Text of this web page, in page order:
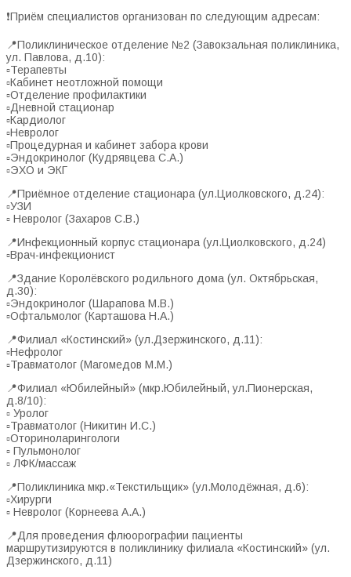
❗️Приём специалистов организован по следующим адресам:
📍Поликлиническое отделение №2 (Завокзальная поликлиника,
ул. Павлова, д.10):
▫️Терапевты
▫️Кабинет неотложной помощи
▫️Отделение профилактики
▫️Дневной стационар
▫️Кардиолог
▫️Невролог
▫️Процедурная и кабинет забора крови
▫️Эндокринолог (Кудрявцева С.А.)
▫️ЭХО и ЭКГ
📍Приёмное отделение стационара (ул.Циолковского, д.24):
▫️УЗИ
▫️ Невролог (Захаров С.В.)
📍Инфекционный корпус стационара (ул.Циолковского, д.24)
▫️Врач-инфекционист
📍Здание Королёвского родильного дома (ул. Октябрьская,
д.30):
▫️Эндокринолог (Шарапова М.В.)
▫️Офтальмолог (Карташова Н.А.)
📍Филиал «Костинский» (ул.Дзержинского, д.11):
▫️Нефролог
▫️Травматолог (Магомедов М.М.)
📍Филиал «Юбилейный» (мкр.Юбилейный, ул.Пионерская,
д.8/10):
▫️ Уролог
▫️Травматолог (Никитин И.С.)
▫️Оториноларингологи
▫️ Пульмонолог
▫️ ЛФК/массаж
📍Поликлиника мкр.«Текстильщик» (ул.Молодёжная, д.6):
▫️Хирурги
▫️ Невролог (Корнеева А.А.)
📍Для проведения флюорографии пациенты
маршрутизируются в поликлинику филиала «Костинский» (ул.
Дзержинского, д.11)